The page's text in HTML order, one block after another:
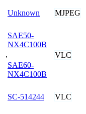
Unknown MJPEG
SAE50-
NX4C100B
,
SAE60-
NX4C100B
VLC
SC-514244 VLC